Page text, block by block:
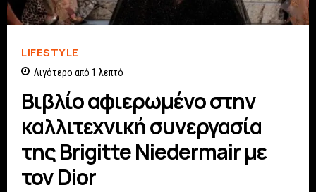
LIFESTYLE
Λιγότερο από 1 λεπτό
Βιβλίο αφιερωμένο στην
καλλιτεχνική συνεργασία
της Brigitte Niedermair με
τον Dior